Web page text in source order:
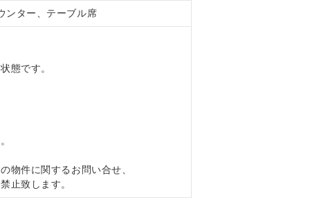
ンター、テーブル席
態です。
物件に関するお問い合せ、
止致します。